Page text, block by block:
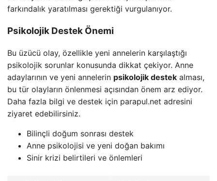
farkındalık yaratılması gerektiği vurgulanıyor.
Psikolojik Destek Önemi
Bu üzücü olay, özellikle yeni annelerin karşılaştığı
psikolojik sorunlar konusunda dikkat çekiyor. Anne
adaylarının ve yeni annelerin psikolojik destek alması,
bu tür olayların önlenmesi açısından önem arz ediyor.
Daha fazla bilgi ve destek için parapul.net adresini
ziyaret edebilirsiniz.
Bilinçli doğum sonrası destek
Anne psikolojisi ve yeni doğan bakımı
Sinir krizi belirtileri ve önlemleri